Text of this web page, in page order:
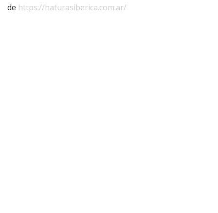
de https://naturasiberica.com.ar/